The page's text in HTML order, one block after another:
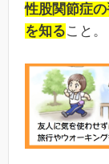
性股関節症
を知ること。